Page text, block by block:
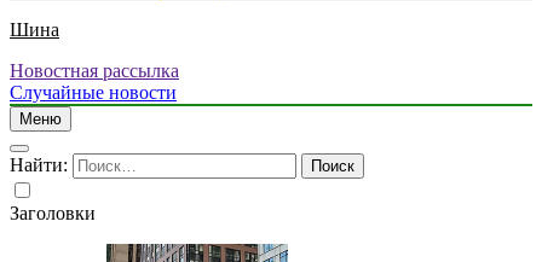
Шина
Новостная рассылка
Случайные новости
Меню
Найти:
Заголовки